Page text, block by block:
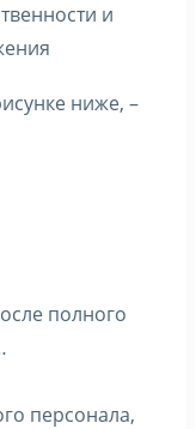
и
ниже, –
полного
персонала,